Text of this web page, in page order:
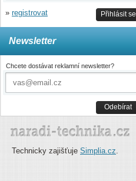
Přihlásit se
» registrovat
Newsletter
Chcete dostávat reklamní newsletter?
Odebírat
Technicky zajišťuje Simplia.cz.